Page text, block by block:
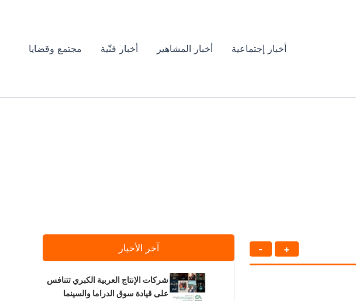
أخبار إجتماعية
أخبار المشاهير أخبار فنّية مجتمع وقضايا
+
- آخر الأخبار
شركات الإنتاج العربية الكبري تتنافس
على قيادة سوق الدراما والسينما